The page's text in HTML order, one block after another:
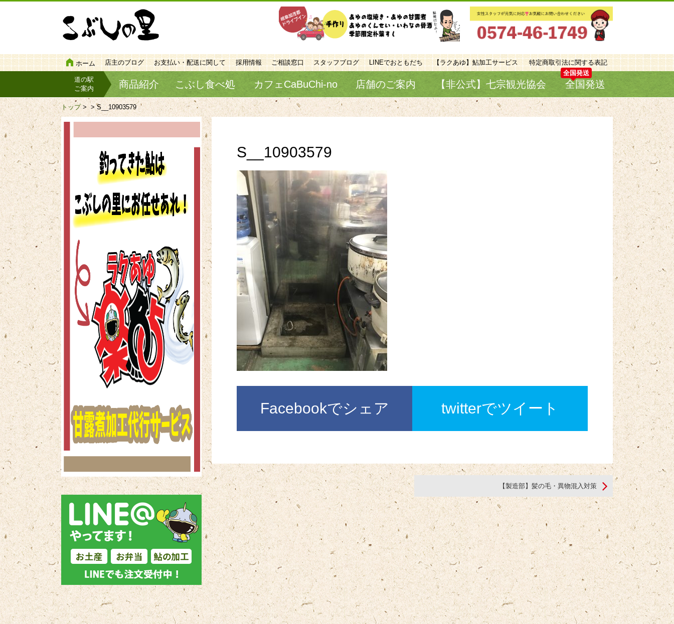
ホーム 店主のブログ お支払い・配送に関して 採用情報 ご相談窓口 スタッフブログ LINEでおともだち 【ラクあゆ】鮎加工サービス 特定商取引法に関する表記
道の駅
ご案内
商品紹介 こぶし食べ処 カフェCaBuChi-no 店舗のご案内 【非公式】七宗観光協会 全国発送
トップ>> S__10903579
S__10903579
Facebookでシェア twitterでツイート
【製造部】髪の毛・異物混入対策